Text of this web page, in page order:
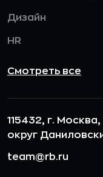
Дизайн
HR
Смотреть все
115432, г.
округ
team@rb.ru